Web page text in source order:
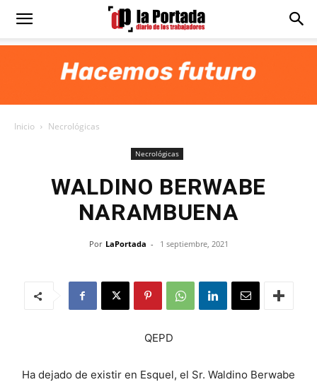
Diario
Inicio Necrológicas
Necrológicas
WALDINO BERWABE
NARAMBUENA
Por LaPortada - 1 septiembre, 2021
QEPD
Ha dejado de existir en Esquel, el Sr. Waldino Berwabe